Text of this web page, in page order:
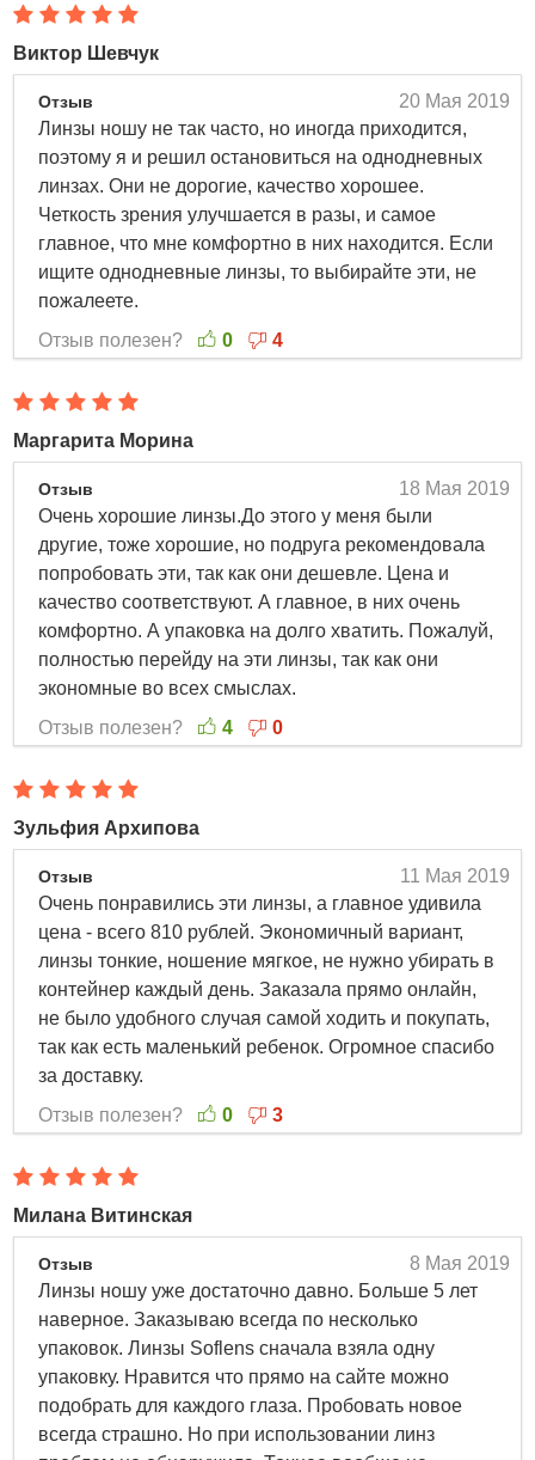
ComfortMoist™
Характеристики:
Диаметр
Влагосодержание59.0 %
Подкрашены для удобства обращенияДа
Режим ношениядневной
ДКЛ (Коэфициент пропускания кислорода)24.0 Dk/L
МатериалХилафилкон Б
Метод изготовления литье
Толщина в центре
Группа FDA 2
Disposable 30 шт.
Вы можете купить контактные линзы Soflens Daily
доступной цене 1830 руб.
контактные линзы Soflens Daily Disposable 30 шт.
Радиус: 8.6; Сфера: -1, -1.25, -1.50, -1.75, -2, -2.25, -2.50,
-2.75, -3, -3.25, -3.50, -3.75, -4, -4.25, -4.50, -4.75, -5, -5.25,
-5.5, -5.75, -6, -6.5, -7, -7.5, -8, -8.5, -9, -6.25, -0.5, -0.75;
описание, фото, отзывы о товаре.
Виктор Шевчук
20 Мая 2019
Отзыв
Линзы ношу не так часто, но иногда приходится,
поэтому я и решил остановиться на однодневных
линзах. Они не дорогие, качество хорошее.
Четкость зрения улучшается в разы, и самое
главное, что мне комфортно в них находится. Если
ищите однодневные линзы, то выбирайте эти, не
пожалеете.
Отзыв полезен?
0 4
Маргарита Морина
18 Мая 2019
Отзыв
Очень хорошие линзы.До этого у меня были
другие, тоже хорошие, но подруга рекомендовала
попробовать эти, так как они дешевле. Цена и
качество соответствуют. А главное, в них очень
комфортно. А упаковка на долго хватить. Пожалуй,
полностью перейду на эти линзы, так как они
экономные во всех смыслах.
Отзыв полезен?
4 0
Зульфия Архипова
11 Мая 2019
Отзыв
Очень понравились эти линзы, а главное удивила
цена - всего 810 рублей. Экономичный вариант,
линзы тонкие, ношение мягкое, не нужно убирать в
контейнер каждый день. Заказала прямо онлайн,
не было удобного случая самой ходить и покупать,
так как есть маленький ребенок. Огромное спасибо
за доставку.
Отзыв полезен?
0 3
Милана Витинская
8 Мая 2019
Отзыв
Линзы ношу уже достаточно давно. Больше 5 лет
наверное. Заказываю всегда по несколько
упаковок. Линзы Soflens сначала взяла одну
упаковку. Нравится что прямо на сайте можно
подобрать для каждого глаза. Пробовать новое
всегда страшно. Но при использовании линз